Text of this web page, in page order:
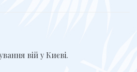
вій у Києві.